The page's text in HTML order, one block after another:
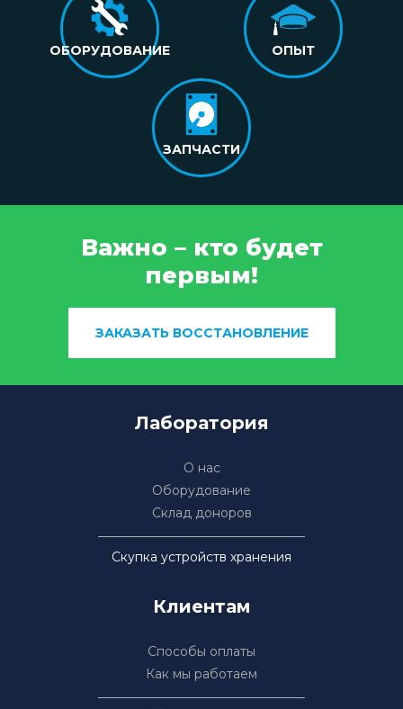
ОБОРУДОВАНИЕ ОПЫТ
ЗАПЧАСТИ
Важно – кто будет
первым!
ЗАКАЗАТЬ ВОССТАНОВЛЕНИЕ
Лаборатория
О нас
Оборудование
Склад доноров
Скупка устройств хранения
Клиентам
Способы оплаты
Как мы работаем